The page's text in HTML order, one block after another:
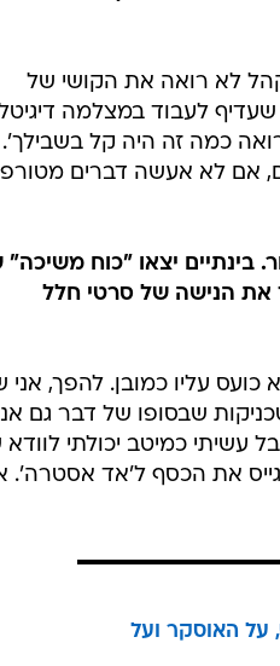
לא רואה את הקושי של
לעבוד במצלמה
כמה זה היה קל בשבילך'.
אם לא אעשה דברים
בינתיים יצאו "כוח
את הנישה של סרטי חלל
כועס עליו כמובן. להפך,
שבסופו של דבר גם
כמיטב יכולתי לוודא
את הכסף ל'אד אסטרה'.
על האוסקר ועל